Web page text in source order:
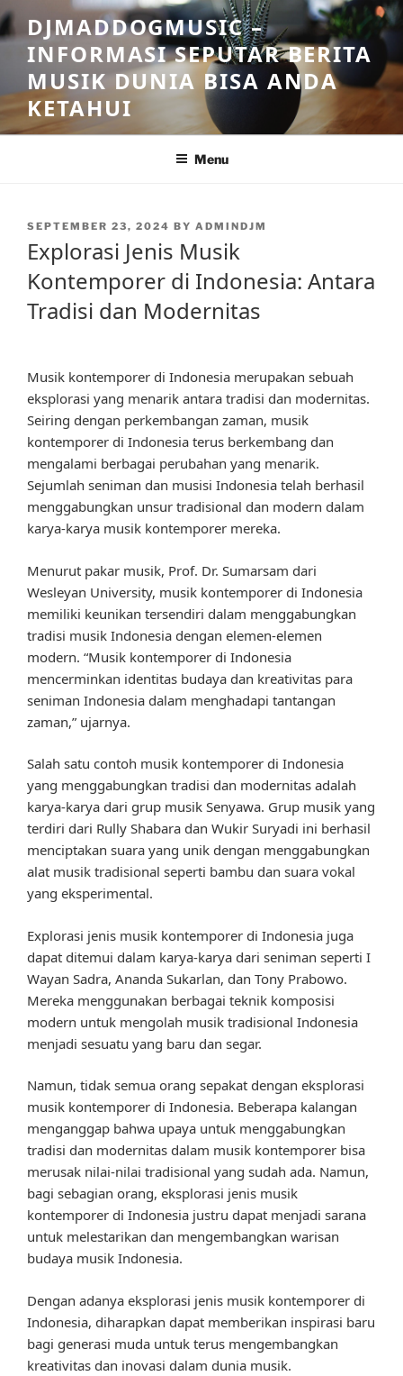
Skip
to
content
DJMADDOGMUSIC –
INFORMASI SEPUTAR BERITA
MUSIK DUNIA BISA ANDA
KETAHUI
Menu
POSTED
SEPTEMBER 23, 2024 BY ADMINDJM
Explorasi Jenis Musik
Kontemporer di Indonesia: Antara
Tradisi dan Modernitas
Musik kontemporer di Indonesia merupakan sebuah
eksplorasi yang menarik antara tradisi dan modernitas.
Seiring dengan perkembangan zaman, musik
kontemporer di Indonesia terus berkembang dan
mengalami berbagai perubahan yang menarik.
Sejumlah seniman dan musisi Indonesia telah berhasil
menggabungkan unsur tradisional dan modern dalam
karya-karya musik kontemporer mereka.
Menurut pakar musik, Prof. Dr. Sumarsam dari
Wesleyan University, musik kontemporer di Indonesia
memiliki keunikan tersendiri dalam menggabungkan
tradisi musik Indonesia dengan elemen-elemen
modern. “Musik kontemporer di Indonesia
mencerminkan identitas budaya dan kreativitas para
seniman Indonesia dalam menghadapi tantangan
zaman,” ujarnya.
Salah satu contoh musik kontemporer di Indonesia
yang menggabungkan tradisi dan modernitas adalah
karya-karya dari grup musik Senyawa. Grup musik yang
terdiri dari Rully Shabara dan Wukir Suryadi ini berhasil
menciptakan suara yang unik dengan menggabungkan
alat musik tradisional seperti bambu dan suara vokal
yang eksperimental.
Explorasi jenis musik kontemporer di Indonesia juga
dapat ditemui dalam karya-karya dari seniman seperti I
Wayan Sadra, Ananda Sukarlan, dan Tony Prabowo.
Mereka menggunakan berbagai teknik komposisi
modern untuk mengolah musik tradisional Indonesia
menjadi sesuatu yang baru dan segar.
Namun, tidak semua orang sepakat dengan eksplorasi
musik kontemporer di Indonesia. Beberapa kalangan
menganggap bahwa upaya untuk menggabungkan
tradisi dan modernitas dalam musik kontemporer bisa
merusak nilai-nilai tradisional yang sudah ada. Namun,
bagi sebagian orang, eksplorasi jenis musik
kontemporer di Indonesia justru dapat menjadi sarana
untuk melestarikan dan mengembangkan warisan
budaya musik Indonesia.
Dengan adanya eksplorasi jenis musik kontemporer di
Indonesia, diharapkan dapat memberikan inspirasi baru
bagi generasi muda untuk terus mengembangkan
kreativitas dan inovasi dalam dunia musik.